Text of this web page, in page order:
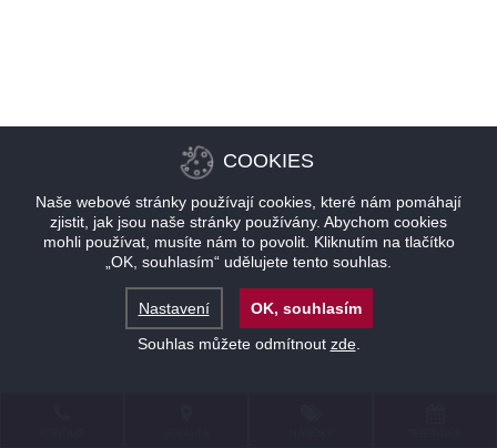
COOKIES
Naše webové stránky používají cookies, které nám pomáhají
zjistit, jak jsou naše stránky používány. Abychom cookies
mohli používat, musíte nám to povolit. Kliknutím na tlačítko
„OK, souhlasím“ udělujete tento souhlas.
Nastavení
OK, souhlasím
Souhlas můžete odmítnout zde.